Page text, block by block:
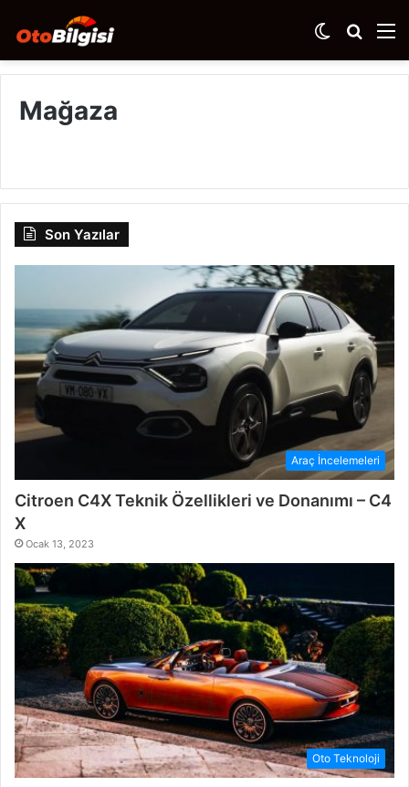
Arama
yap
Dış
görünümü
Mağaza
Son Yazılar
Araç İncelemeleri
Citroen C4X Teknik Özellikleri ve Donanımı – C4
X
Ocak 13, 2023
Oto Teknoloji